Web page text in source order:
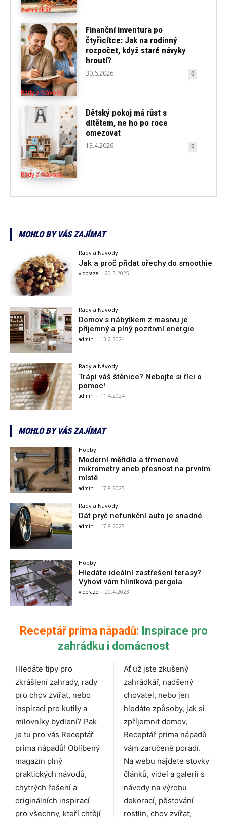
Zahrádkář
Rady a Návody
Finanční inventura po
čtyřicítce: Jak na rodinný
rozpočet, když staré návyky
hroutí?
30.6.2026 0
Rady a Návody
Dětský pokoj má růst s
dítětem, ne ho po roce
omezovat
13.4.2026 0
MOHLO BY VÁS ZAJÍMAT
Rady a Návody
Jak a proč přidat ořechy do smoothie
v obraze - 20.3.2025
Rady a Návody
Domov s nábytkem z masivu je
příjemný a plný pozitivní energie
admin - 13.2.2024
Rady a Návody
Trápí váš štěnice? Nebojte si říci o
pomoc!
admin - 11.4.2024
MOHLO BY VÁS ZAJÍMAT
Hobby
Moderní měřidla a třmenové
mikrometry aneb přesnost na prvním
místě
admin - 17.8.2025
Rady a Návody
Dát pryč nefunkční auto je snadné
admin - 17.8.2025
Hobby
Hledáte ideální zastřešení terasy?
Vyhoví vám hliníková pergola
v obraze - 20.4.2023
Receptář prima nápadů: Inspirace pro
zahrádku i domácnost
Hledáte tipy pro
zkrášlení zahrady, rady
pro chov zvířat, nebo
inspiraci pro kutily a
milovníky bydlení? Pak
je tu pro vás Receptář
prima nápadů! Oblíbený
magazín plný
praktických návodů,
chytrých řešení a
originálních inspirací
pro všechny, kteří chtějí
Ať už jste zkušený
zahrádkář, nadšený
chovatel, nebo jen
hledáte způsoby, jak si
zpříjemnit domov,
Receptář prima nápadů
vám zaručeně poradí.
Na webu najdete stovky
článků, videí a galerií s
návody na výrobu
dekorací, pěstování
rostlin, chov zvířat,